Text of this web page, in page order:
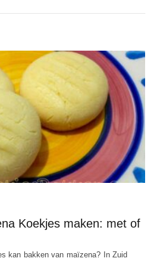
Koekjes maken: met of
kan bakken van maïzena? In Zuid